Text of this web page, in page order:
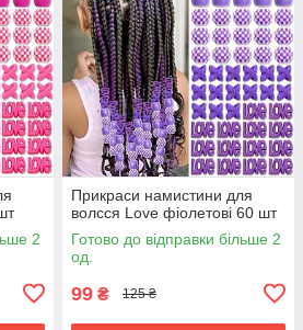
2
Прикраси намистини для
волсся Love фіолетові 60 шт
Готово до відправки більше 2
од.
99 ₴ 125 ₴